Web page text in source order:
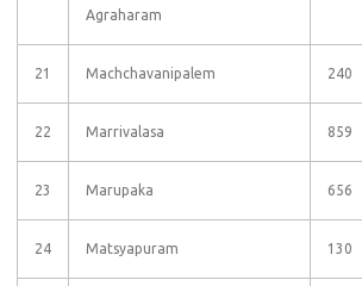
Agraharam
21 Machchavanipalem 240
22 Marrivalasa 859
23 Marupaka 656
24 Matsyapuram 130